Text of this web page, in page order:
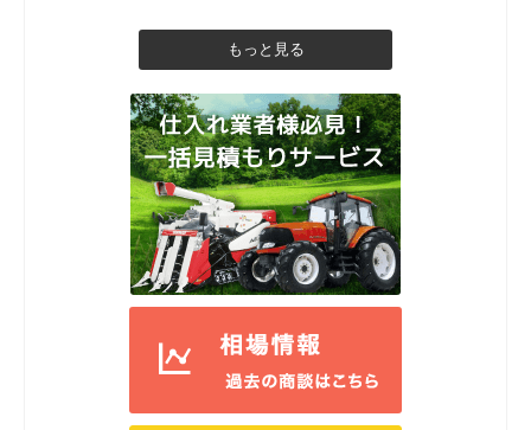
もっと見る